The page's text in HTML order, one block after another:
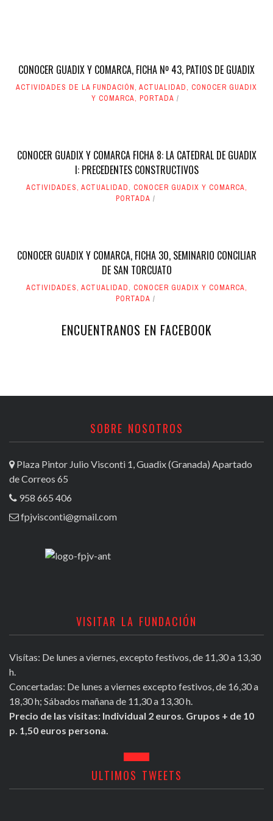
CONOCER GUADIX Y COMARCA, FICHA Nº 43, PATIOS DE GUADIX
ACTIVIDADES DE LA FUNDACIÓN, ACTUALIDAD, CONOCER GUADIX
Y COMARCA, PORTADA
CONOCER GUADIX Y COMARCA FICHA 8: LA CATEDRAL DE GUADIX
I: PRECEDENTES CONSTRUCTIVOS
ACTIVIDADES, ACTUALIDAD, CONOCER GUADIX Y COMARCA,
PORTADA
CONOCER GUADIX Y COMARCA, FICHA 30, SEMINARIO CONCILIAR
DE SAN TORCUATO
ACTIVIDADES, ACTUALIDAD, CONOCER GUADIX Y COMARCA,
PORTADA
ENCUENTRANOS EN FACEBOOK
SOBRE NOSOTROS
Plaza Pintor Julio Visconti 1, Guadix (Granada) Apartado
de Correos 65
958 665 406
fpjvisconti@gmail.com
VISITAR LA FUNDACIÓN
Visítas: De lunes a viernes, excepto festivos, de 11,30 a 13,30
h.
Concertadas: De lunes a viernes excepto festivos, de 16,30 a
18,30 h; Sábados mañana de 11,30 a 13,30 h.
Precio de las visitas: Individual 2 euros. Grupos + de 10
p. 1,50 euros persona.
ULTIMOS TWEETS